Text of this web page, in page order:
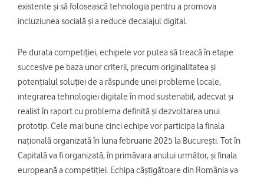
existente și să folosească tehnologia pentru a promova
incluziunea socială și a reduce decalajul digital.
Pe durata competiției, echipele vor putea să treacă în etape
succesive pe baza unor criterii, precum originalitatea și
potențialul soluției de a răspunde unei probleme locale,
integrarea tehnologiei digitale în mod sustenabil, adecvat și
realist în raport cu problema definită și dezvoltarea unui
prototip. Cele mai bune cinci echipe vor participa la finala
națională organizată în luna februarie 2025 la București. Tot în
Capitală va fi organizată, în primăvara anului următor, și finala
europeană a competiției. Echipa câștigătoare din România va